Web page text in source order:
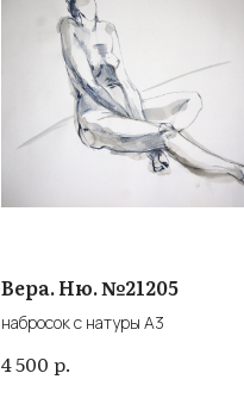
Вера. Ню. №21205
набросок с натуры А3
4 500 р.